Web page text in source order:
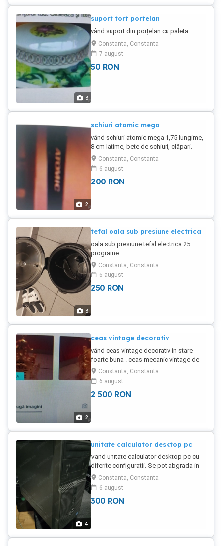
3
suport tort portelan
vând suport din porțelan cu paleta .
Constanta, Constanta
7 august
50 RON
2
schiuri atomic mega
vând schiuri atomic mega 1,75 lungime,
8 cm latime, bete de schiuri, clăpari.
Constanta, Constanta
6 august
200 RON
3
tefal oala sub presiune electrica
oala sub presiune tefal electrica 25
programe
Constanta, Constanta
6 august
250 RON
2
ceas vintage decorativ
vând ceas vintage decorativ in stare
foarte buna . ceas mecanic vintage de
masa sau șemineu. model deosebit. în
stare perfecta de functionare
Constanta, Constanta
6 august
2 500 RON
4
unitate calculator desktop pc
Vand unitate calculator desktop pc cu
diferite configuratii. Se pot abgrada in
functie de buget.
Constanta, Constanta
6 august
300 RON